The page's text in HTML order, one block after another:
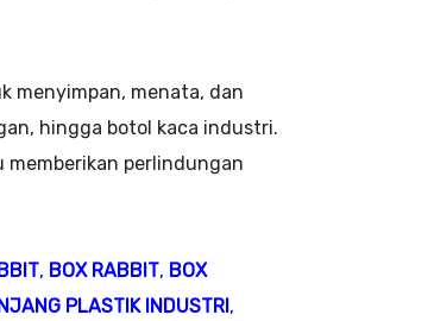
menyimpan, menata, dan
hingga botol kaca industri.
memberikan perlindungan
, BOX RABBIT, BOX
PLASTIK INDUSTRI,